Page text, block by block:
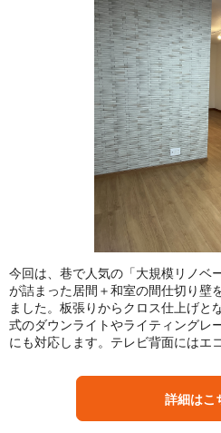
今回は、巷で人気の「大規模リノベ
が詰まった居間＋和室の間仕切り壁
ました。板張りからクロス仕上げと
式のダウンライトやライティングレ
にも対応します。テレビ背面にはエ
詳細はこ